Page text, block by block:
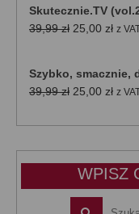
Skutecznie.TV
39,99zł Pierwotna
39,99 zł.
25,00 zł z
Szybko, smacznie,
39,99zł Pierwotna
wynosiła:
25,00 zł z
WPISZ